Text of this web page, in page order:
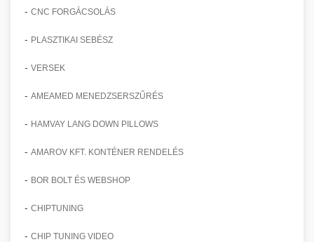
- CNC FORGÁCSOLÁS
- PLASZTIKAI SEBÉSZ
- VERSEK
- AMEAMED MENEDZSERSZŰRÉS
- HAMVAY LANG DOWN PILLOWS
- AMAROV KFT. KONTÉNER RENDELÉS
- BOR BOLT ÉS WEBSHOP
- CHIPTUNING
- CHIP TUNING VIDEO